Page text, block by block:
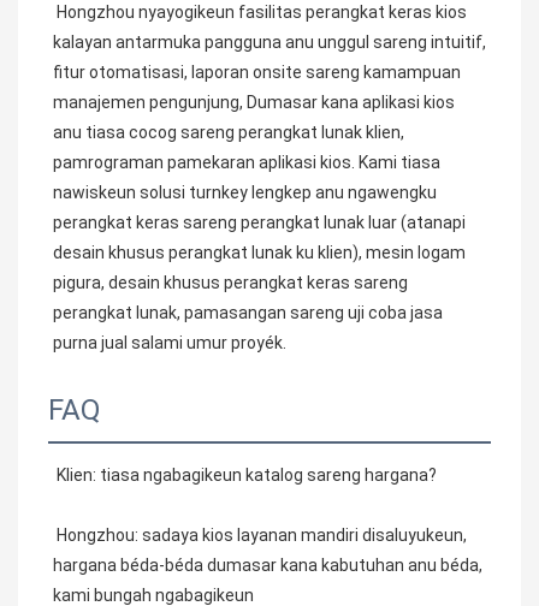
Hongzhou nyayogikeun fasilitas perangkat keras kios
kalayan antarmuka pangguna anu unggul sareng intuitif,
fitur otomatisasi, laporan onsite sareng kamampuan
manajemen pengunjung, Dumasar kana aplikasi kios
anu tiasa cocog sareng perangkat lunak klien,
pamrograman pamekaran aplikasi kios. Kami tiasa
nawiskeun solusi turnkey lengkep anu ngawengku
perangkat keras sareng perangkat lunak luar (atanapi
desain khusus perangkat lunak ku klien), mesin logam
pigura, desain khusus perangkat keras sareng
perangkat lunak, pamasangan sareng uji coba jasa
purna jual salami umur proyék.
FAQ
Klien: tiasa ngabagikeun katalog sareng hargana?
hargana béda-béda dumasar kana kabutuhan anu béda,
kami bungah ngabagikeun